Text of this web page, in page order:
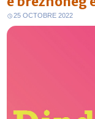
25 OCTOBRE 2022